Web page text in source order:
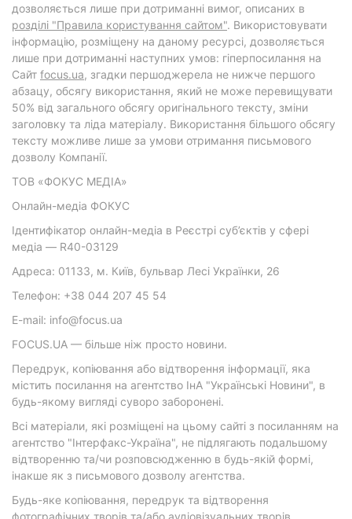
дозволяється лише при дотриманні вимог, описаних в
розділі "Правила користування сайтом". Використовувати
інформацію, розміщену на даному ресурсі, дозволяється
лише при дотриманні наступних умов: гіперпосилання на
Cайт focus.ua, згадки першоджерела не нижче першого
абзацу, обсягу використання, який не може перевищувати
50% від загального обсягу оригінального тексту, зміни
заголовку та ліда матеріалу. Використання більшого обсягу
тексту можливе лише за умови отримання письмового
дозволу Компанії.
ТОВ «ФОКУС МЕДІА»
Онлайн-медіа ФОКУС
Ідентифікатор онлайн-медіа в Реєстрі суб’єктів у сфері
медіа — R40-03129
Адреса: 01133, м. Київ, бульвар Лесі Українки, 26
Телефон: +38 044 207 45 54
E-mail: info@focus.ua
FOCUS.UA — більше ніж просто новини.
Передрук, копіювання або відтворення інформації, яка
містить посилання на агентство ІнА "Українські Новини", в
будь-якому вигляді суворо заборонені.
Всі матеріали, які розміщені на цьому сайті з посиланням на
агентство "Інтерфакс-Україна", не підлягають подальшому
відтворенню та/чи розповсюдженню в будь-якій формі,
інакше як з письмового дозволу агентства.
Будь-яке копіювання, передрук та відтворення